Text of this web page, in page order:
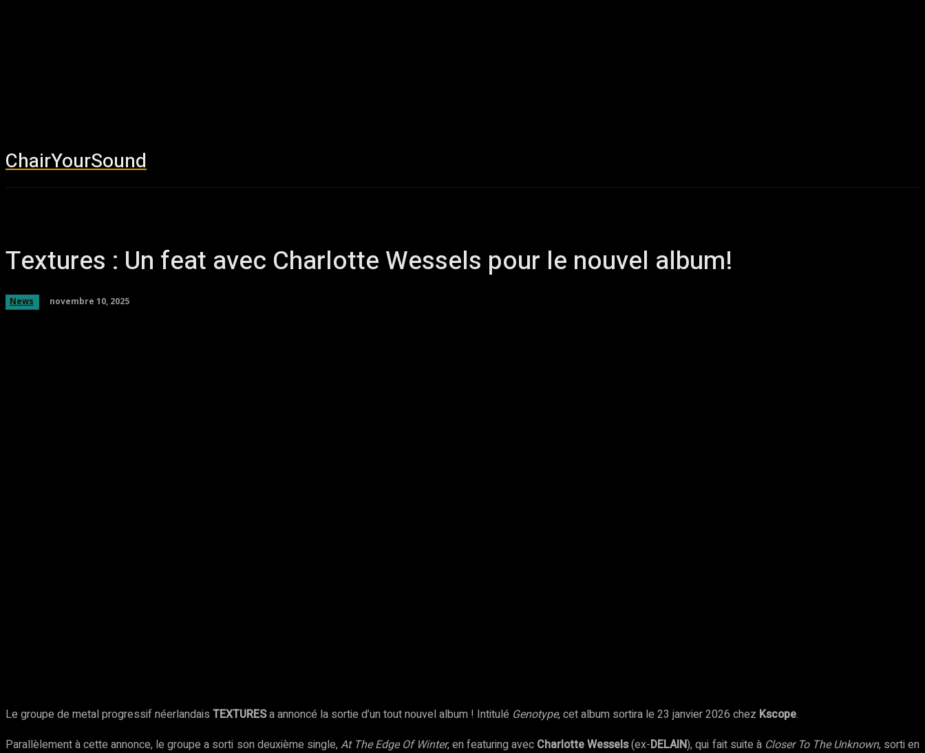
ChairYourSound
Textures : Un feat avec Charlotte Wessels pour le nouvel album!
News novembre 10, 2025
Le groupe de metal progressif néerlandais TEXTURESa annoncé la sortie d’un tout nouvel album ! Intitulé Genotype, cet album sortira le 23 janvier 2026 chez Kscope.
Parallèlement à cette annonce, le groupe a sorti son deuxième single, At The Edge Of Winter, en featuring avec Charlotte Wessels(ex-DELAIN), qui fait suite à Closer To The Unknown, sorti en